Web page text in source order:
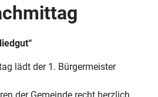
lädt der 1. Bürgermeister